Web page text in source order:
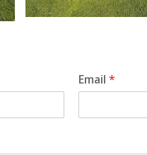
Email *